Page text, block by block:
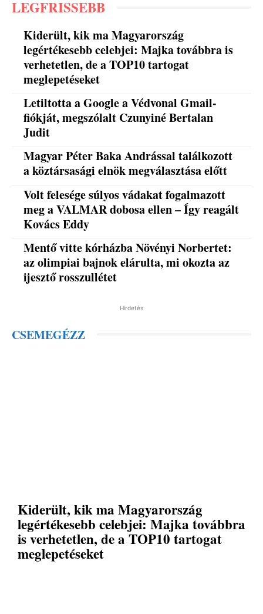
LEGFRISSEBB
Kiderült, kik ma Magyarország
legértékesebb celebjei: Majka továbbra is
verhetetlen, de a TOP10 tartogat
meglepetéseket
Letiltotta a Google a Védvonal Gmail-
fiókját, megszólalt Czunyiné Bertalan
Judit
Magyar Péter Baka Andrással találkozott
a köztársasági elnök megválasztása előtt
Volt felesége súlyos vádakat fogalmazott
meg a VALMAR dobosa ellen – Így reagált
Kovács Eddy
Mentő vitte kórházba Növényi Norbertet:
az olimpiai bajnok elárulta, mi okozta az
ijesztő rosszullétet
Hirdetés
CSEMEGÉZZ
Kiderült, kik ma Magyarország
legértékesebb celebjei: Majka továbbra
is verhetetlen, de a TOP10 tartogat
meglepetéseket